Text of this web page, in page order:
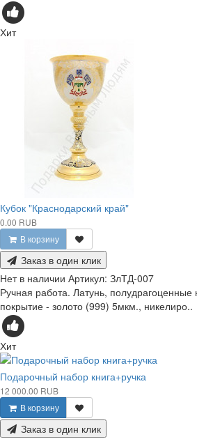
Хит
Кубок "Краснодарский край"
0.00 RUB
В корзину
Заказ в один клик
Нет в наличии Артикул: ЗлТД-007
Ручная работа. Латунь,
покрытие - золото (999) 5мкм., никелиро..
Хит
Подарочный набор книга+ручка
12 000.00 RUB
В корзину
Заказ в один клик